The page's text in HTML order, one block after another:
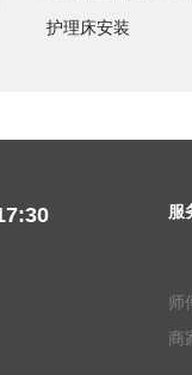
护理床安装
服
师
商